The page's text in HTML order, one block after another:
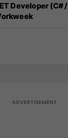
Developer (C# /